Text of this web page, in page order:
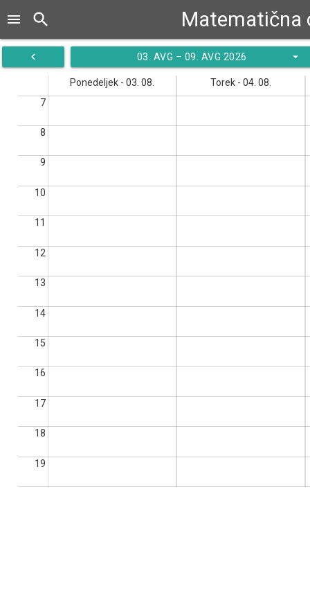
Matematična
menu search
navigate_before 03. AVG – 09. AVG 2026 arrow_drop_down
Ponedeljek - 03. 08.
Torek - 04. 08.
7
8
9
10
11
12
13
14
15
16
17
18
19